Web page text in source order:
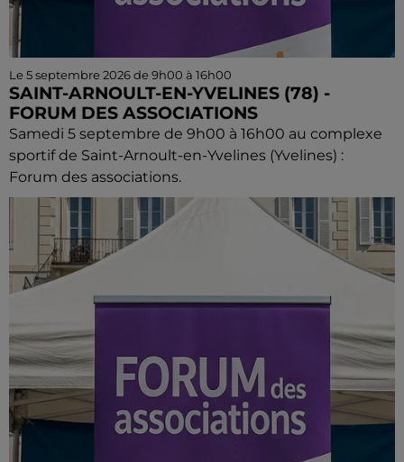
Le 5 septembre 2026 de 9h00 à 16h00
SAINT-ARNOULT-EN-YVELINES (78) -
FORUM DES ASSOCIATIONS
Samedi 5 septembre de 9h00 à 16h00 au complexe
sportif de Saint-Arnoult-en-Yvelines (Yvelines) :
Forum des associations.